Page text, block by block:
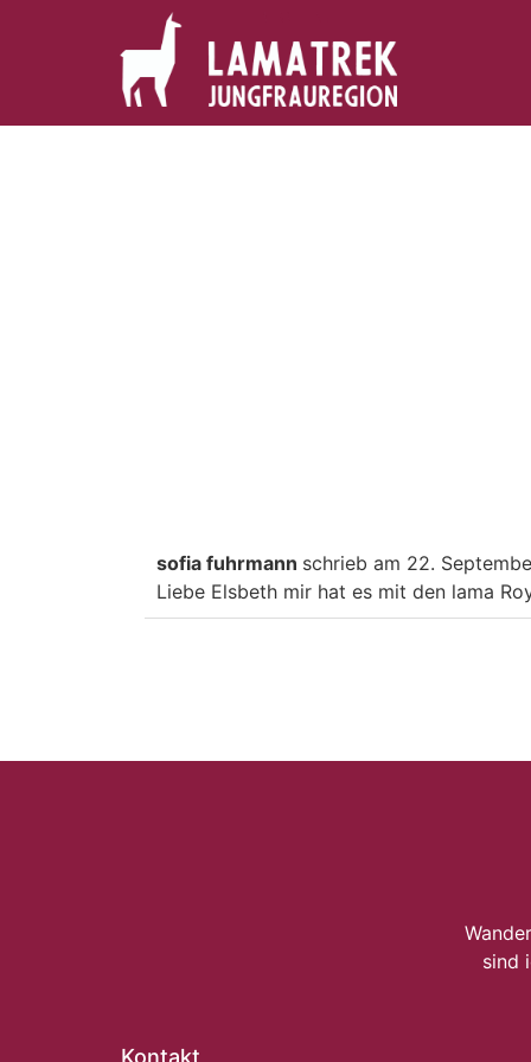
sofia fuhrmann schrieb am 22.
Liebe Elsbeth mir hat es mit den lama
sind